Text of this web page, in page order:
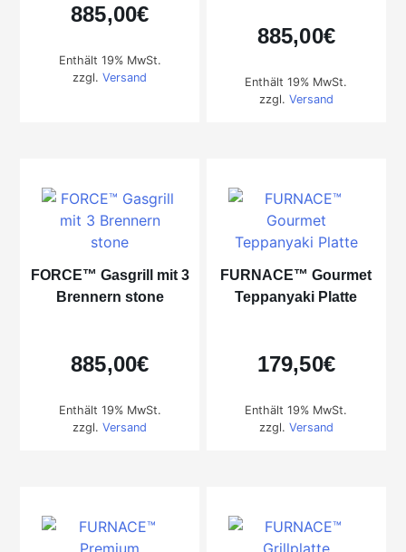
885,00€
Enthält 19% MwSt.
zzgl.Versand
885,00€
Enthält 19% MwSt.
zzgl. Versand
FORCE™ Gasgrill mit 3
Brennern stone
885,00€
Enthält 19% MwSt.
zzgl.Versand
FURNACE™ Gourmet
Teppanyaki Platte
179,50€
Enthält 19% MwSt.
zzgl. Versand